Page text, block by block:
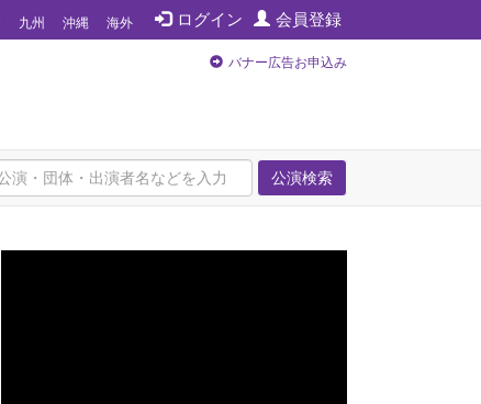
ログイン 会員登録
九州 沖縄 海外
バナー広告お申込み
公演検索